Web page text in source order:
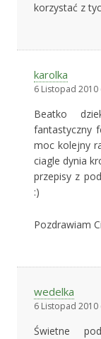
korzystać z
karolka
6 Listopad 2010
Beatko
fantastyczny
moc kolejny
ciagle dynia
przepisy z
:)
Pozdrawiam
wedelka
6 Listopad 2010
Świetne